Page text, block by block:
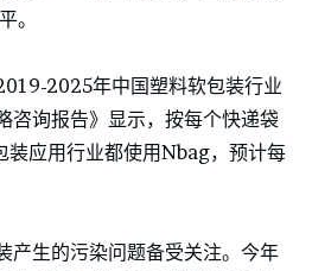
。
2025年中国塑料软包装行业
咨询报告》显示，按每个快递袋
装应用行业都使用Nbag，预计每
产生的污染问题备受关注。今年